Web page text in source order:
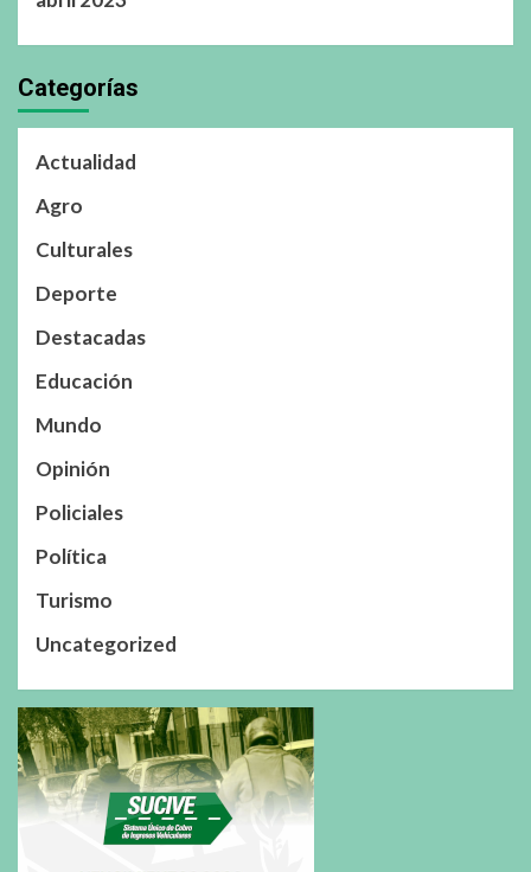
Categorías
Actualidad
Agro
Culturales
Deporte
Destacadas
Educación
Mundo
Opinión
Policiales
Política
Turismo
Uncategorized